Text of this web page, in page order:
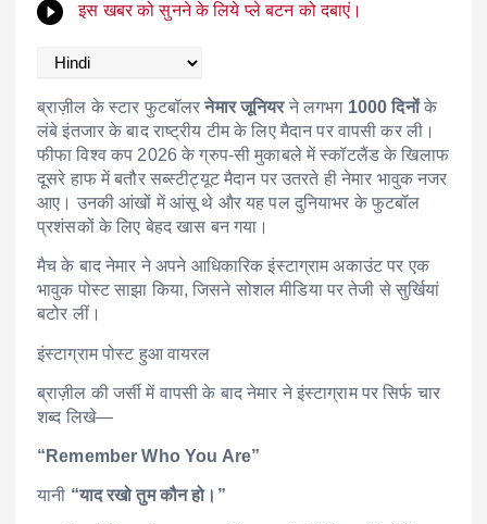
इस खबर को सुनने के लिये प्ले बटन को दबाएं।
ब्राज़ील के स्टार फुटबॉलरनेमार जूनियरने लगभग 1000 दिनोंके
लंबे इंतजार के बाद राष्ट्रीय टीम के लिए मैदान पर वापसी कर ली।
फीफा विश्व कप 2026 के ग्रुप-सी मुकाबले में स्कॉटलैंड के खिलाफ
दूसरे हाफ में बतौर सब्स्टीट्यूट मैदान पर उतरते ही नेमार भावुक नजर
आए। उनकी आंखों में आंसू थे और यह पल दुनियाभर के फुटबॉल
प्रशंसकों के लिए बेहद खास बन गया।
मैच के बाद नेमार ने अपने आधिकारिक इंस्टाग्राम अकाउंट पर एक
भावुक पोस्ट साझा किया, जिसने सोशल मीडिया पर तेजी से सुर्खियां
बटोर लीं।
इंस्टाग्राम पोस्ट हुआ वायरल
ब्राज़ील की जर्सी में वापसी के बाद नेमार ने इंस्टाग्राम पर सिर्फ चार
शब्द लिखे—
“Remember Who You Are”
यानी “याद रखो तुम कौन हो।”